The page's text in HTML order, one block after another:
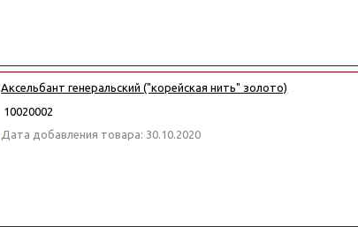
Аксельбант генеральский ("корейская нить" золото)
10020002
Дата добавления товара: 30.10.2020